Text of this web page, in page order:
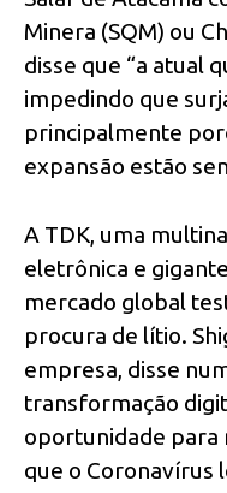
Minera (SQM) ou
disse que “a atual
impedindo que
principalmente
expansão estão
A TDK, uma
eletrônica e
mercado global
procura de lítio.
empresa, disse
transformação
oportunidade para
que o Coronavírus